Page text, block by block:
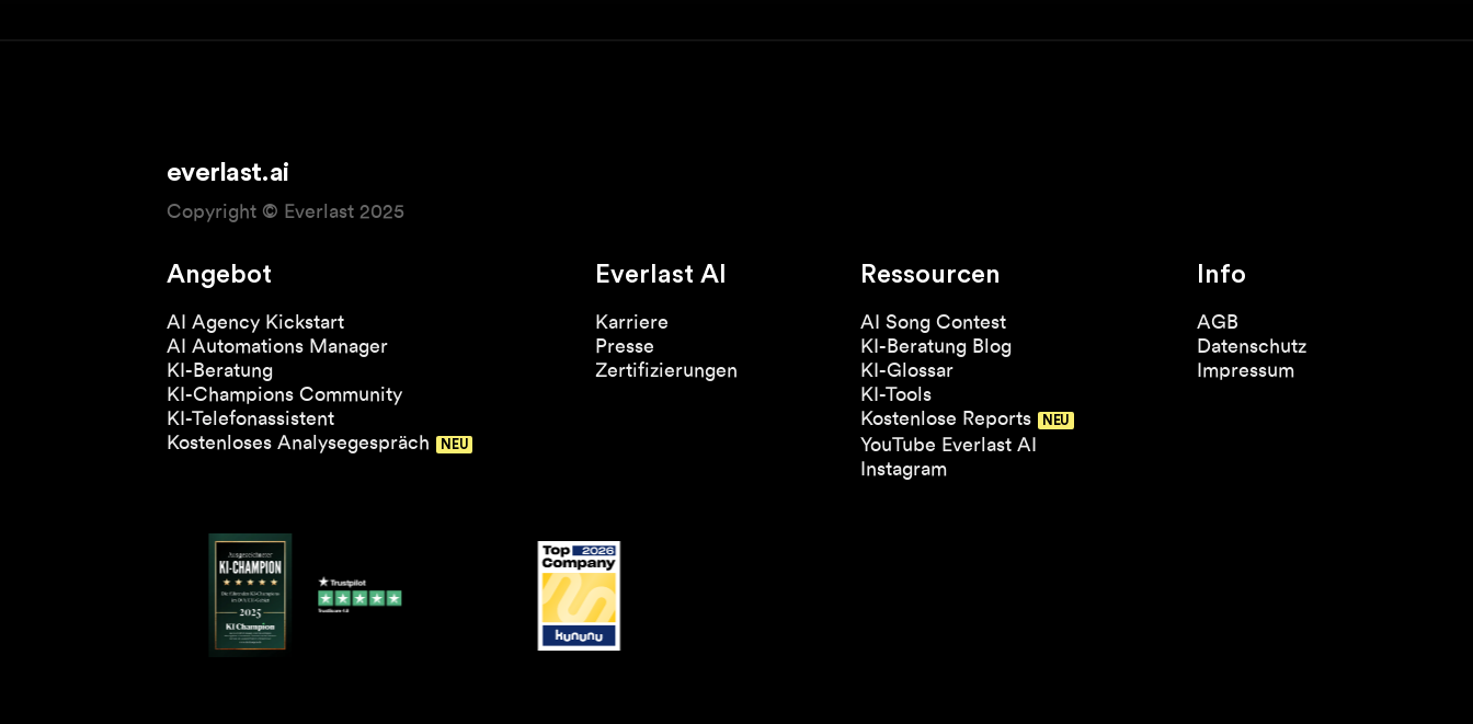
everlast.ai
Copyright © Everlast 2025
Angebot
AI Agency Kickstart
AI Automations Manager
KI-Beratung
KI-Champions Community
KI-Telefonassistent
Kostenloses Analysegespräch
Everlast AI
Karriere
Presse
Zertifizierungen
Ressourcen
AI Song Contest
KI-Beratung Blog
KI-Glossar
KI-Tools
Kostenlose Reports
YouTube Everlast AI
Instagram
Info
AGB
Datenschutz
Impressum